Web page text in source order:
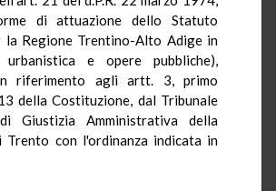
di attuazione dello Statuto
la Regione Trentino-Alto Adige in
e opere pubbliche),
riferimento agli artt. 3, primo
della Costituzione, dal Tribunale
Giustizia Amministrativa della
Trento con l'ordinanza indicata in